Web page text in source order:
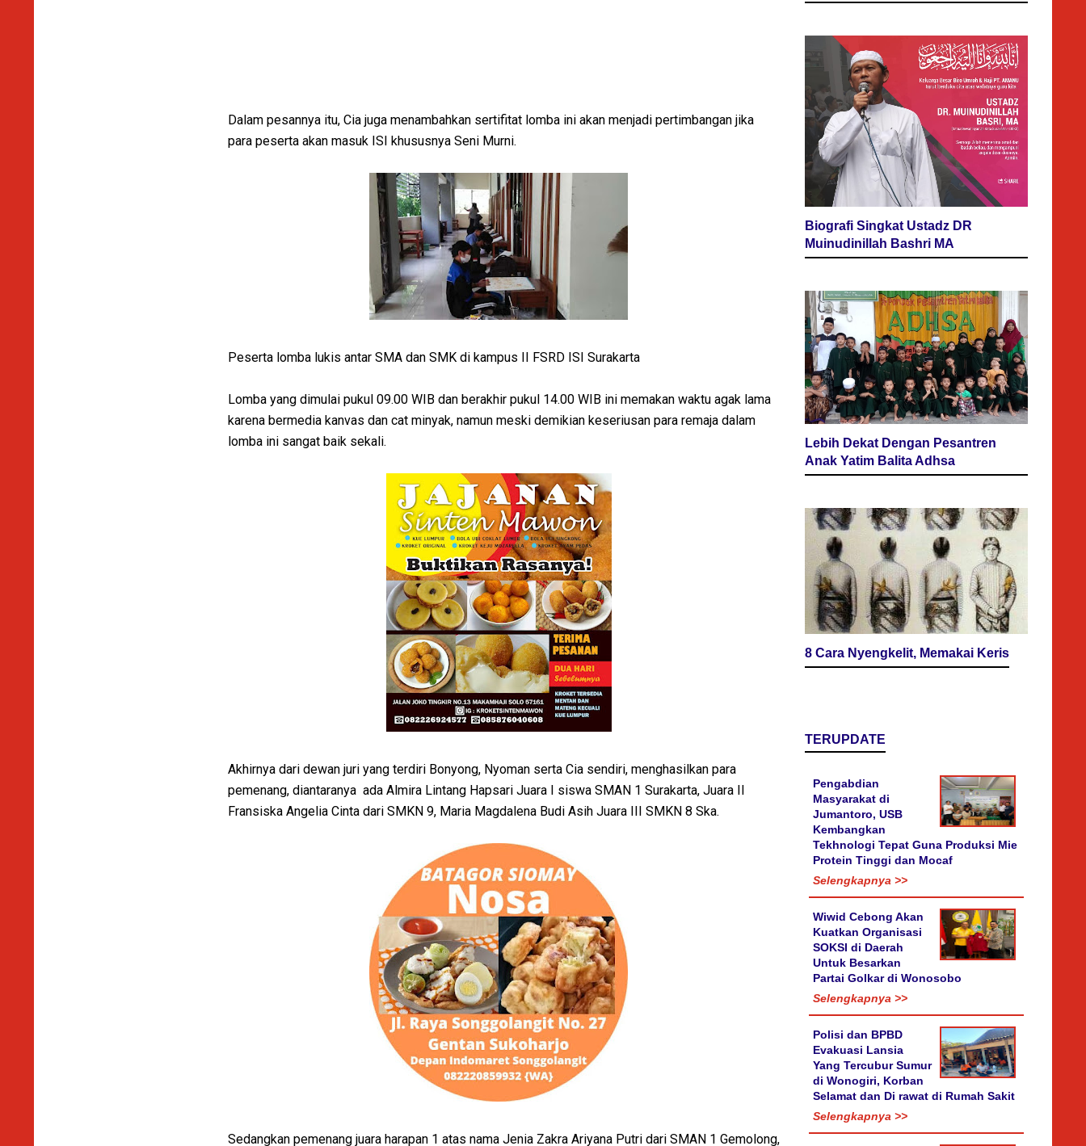
Dalam pesannya itu, Cia juga menambahkan sertifitat lomba ini akan menjadi pertimbangan jika
para peserta akan masuk ISI khususnya Seni Murni.
Peserta lomba lukis antar SMA dan SMK di kampus II FSRD ISI Surakarta
Lomba yang dimulai pukul 09.00 WIB dan berakhir pukul 14.00 WIB ini memakan waktu agak lama
karena bermedia kanvas dan cat minyak, namun meski demikian keseriusan para remaja dalam
lomba ini sangat baik sekali.
Akhirnya dari dewan juri yang terdiri Bonyong, Nyoman serta Cia sendiri, menghasilkan para
pemenang, diantaranya ada Almira Lintang Hapsari Juara I siswa SMAN 1 Surakarta, Juara II
Fransiska Angelia Cinta dari SMKN 9, Maria Magdalena Budi Asih Juara III SMKN 8 Ska.
Sedangkan pemenang juara harapan 1 atas nama Jenia Zakra Ariyana Putri dari SMAN 1 Gemolong,
Biografi Singkat Ustadz DR
Muinudinillah Bashri MA
Lebih Dekat Dengan Pesantren
Anak Yatim Balita Adhsa
8 Cara Nyengkelit, Memakai Keris
TERUPDATE
Pengabdian
Masyarakat di
Jumantoro, USB
Kembangkan
Tekhnologi Tepat Guna Produksi Mie
Protein Tinggi dan Mocaf
Selengkapnya >>
Wiwid Cebong Akan
Kuatkan Organisasi
SOKSI di Daerah
Untuk Besarkan
Partai Golkar di Wonosobo
Selengkapnya >>
Polisi dan BPBD
Evakuasi Lansia
Yang Tercubur Sumur
di Wonogiri, Korban
Selamat dan Di rawat di Rumah Sakit
Selengkapnya >>